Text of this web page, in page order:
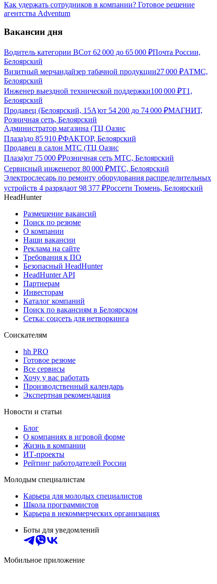
Как удержать сотрудников в компании? Готовое решение
агентства Adventum
Вакансии дня
Водитель категории ВСот 62 000 до 65 000 ₽Почта России,
Белоярский
Визитный мерчандайзер табачной продукции27 000 ₽АТМС,
Белоярский
Инженер выездной технической поддержки100 000 ₽Т1,
Белоярский
Продавец (Белоярский, 15А)от 54 200 до 74 000 ₽МАГНИТ,
Розничная сеть, Белоярский
Администратор магазина (ТЦ Оазис
Плаза)до 85 910 ₽ФАКТОР, Белоярский
Продавец в салон МТС (ТЦ Оазис
Плаза)от 75 000 ₽Розничная сеть МТС, Белоярский
Сервисный инженерот 80 000 ₽МТС, Белоярский
Электрослесарь по ремонту оборудования распределительных
устройств 4 разрядаот 98 377 ₽Россети Тюмень, Белоярский
HeadHunter
Размещение вакансий
Поиск по резюме
О компании
Наши вакансии
Реклама на сайте
Требования к ПО
Безопасный HeadHunter
HeadHunter API
Партнерам
Инвесторам
Каталог компаний
Поиск по вакансиям в Белоярском
Сетка: соцсеть для нетворкинга
Соискателям
hh PRO
Готовое резюме
Все сервисы
Хочу у вас работать
Производственный календарь
Экспертная рекомендация
Новости и статьи
Блог
О компаниях в игровой форме
Жизнь в компании
ИТ-проекты
Рейтинг работодателей России
Молодым специалистам
Карьера для молодых специалистов
Школа программистов
Карьера в некоммерческих организациях
Боты для уведомлений
Мобильное приложение